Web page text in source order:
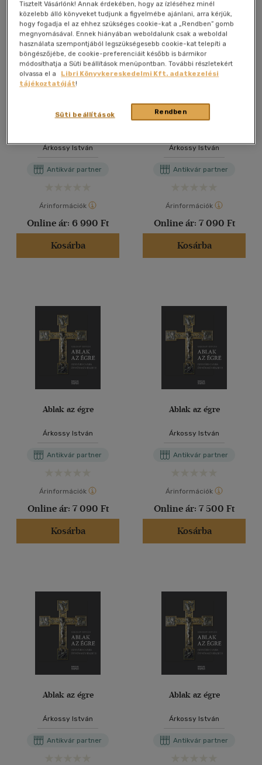
Árkossy István
Antikvár partner
Árinformációk
Online ár: 6 990 Ft
Kosárba
Ablak az égre
Árkossy István
Antikvár partner
Árinformációk
Online ár: 7 090 Ft
Kosárba
Ablak az égre
Árkossy István
Antikvár partner
Árinformációk
Online ár: 7 090 Ft
Kosárba
Ablak az égre
Árkossy István
Antikvár partner
Árinformációk
Online ár: 7 500 Ft
Kosárba
Ablak az égre
Árkossy István
Antikvár partner
Ablak az égre
Árkossy István
Antikvár partner
Tisztelt Vásárlónk! Annak érdekében, hogy az ízléséhez minél
közelebb álló könyveket tudjunk a figyelmébe ajánlani, arra kérjük,
hogy fogadja el az ehhez szükséges cookie-kat a „Rendben” gomb
megnyomásával. Ennek hiányában weboldalunk csak a weboldal
használata szempontjából legszükségesebb cookie-kat telepíti a
böngészőjébe, de cookie-preferenciáit később is bármikor
módosíthatja a Süti beállítások menüpontban. További részletekért
olvassa el a
Libri Könyvkereskedelmi Kft. adatkezelési
tájékoztatóját!
Rendben
Süti beállítások